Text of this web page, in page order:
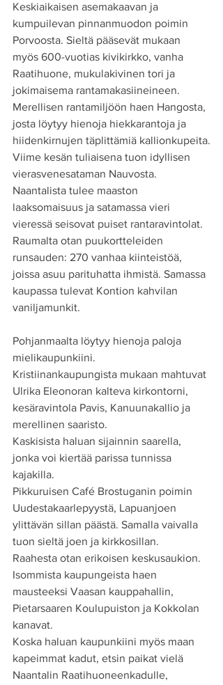
Keskiaikaisen asemakaavan ja
kumpuilevan pinnanmuodon poimin
Porvoosta. Sieltä pääsevät mukaan
myös 600-vuotias kivikirkko, vanha
Raatihuone, mukulakivinen tori ja
jokimaisema rantamakasiineineen.
Merellisen rantamiljöön haen Hangosta,
josta löytyy hienoja hiekkarantoja ja
hiidenkirnujen täplittämiä kallionkupeita.
Viime kesän tuliaisena tuon idyllisen
vierasvenesataman Nauvosta.
Naantalista tulee maaston
laaksomaisuus ja satamassa vieri
vieressä seisovat puiset rantaravintolat.
Raumalta otan puukortteleiden
runsauden: 270 vanhaa kiinteistöä,
joissa asuu parituhatta ihmistä. Samassa
kaupassa tulevat Kontion kahvilan
vaniljamunkit.
Pohjanmaalta löytyy hienoja paloja
mielikaupunkiini.
Kristiinankaupungista mukaan mahtuvat
Ulrika Eleonoran kalteva kirkontorni,
kesäravintola Pavis, Kanuunakallio ja
merellinen saaristo.
Kaskisista haluan sijainnin saarella,
jonka voi kiertää parissa tunnissa
kajakilla.
Pikkuruisen Café Brostuganin poimin
Uudestakaarlepyystä, Lapuanjoen
ylittävän sillan päästä. Samalla vaivalla
tuon sieltä joen ja kirkkosillan.
Raahesta otan erikoisen keskusaukion.
Isommista kaupungeista haen
mausteeksi Vaasan kauppahallin,
Pietarsaaren Koulupuiston ja Kokkolan
kanavat.
Koska haluan kaupunkiini myös maan
kapeimmat kadut, etsin paikat vielä
Naantalin Raatihuoneenkadulle,